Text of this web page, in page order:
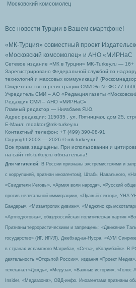
Московский комсомолец
Все новости Турции в Вашем смартфоне!
«МК-Турция» совместный проект
«Московский комсомолец» и АНО «МИРНаС
Сетевое издание «МК в Турции» MK-Turkey.ru — 16+
Зарегистрировано Федеральной службой по
технологий и массовых коммуникаций
Свидетельство о регистрации СМИ Эл № ФС 77-
Учредитель СМИ – АО «Редакция газеты
Редакция СМИ – АНО «МИРНаС»
Главный редактор — Ниязбаев Я.Ю.
Адрес редакции: 115035 , ул. Пятницкая, дом 25,
Е-Маил: redaktor@mk-turkey.ru
Контактный телефон: +7 (499) 390-08-91
Copyright 2003 — 2026 © mk-turkey.ru
Все права защищены. При использовании и
на сайт mk-turkey.ru обязательна!
Для читателей : В России признаны экстремистскими и
с коррупцией, признан иноагентом), Штабы Навального,
«Свидетели Иеговы», «Армия воли народа», «Русский
против нелегальной иммиграции», «Правый сектор»,
Бандеры», «Мизантропик дивижн», «Меджлис
«Артподготовка», общероссийская политическая партия
Признаны террористическими и запрещены: «Движение
государство» (ИГ, ИГИЛ), Джебхад-ан-Нусра, «АУМ
в странах исламского Магриба», «Сеть», «Колумбайн». В
деятельность «Открытой России», издания «Проект
телеканал «Дождь», «Медуза», «Важные истории», «Голос
Insider, «Медиазона», ОВД-инфо. Иноагентами признаны